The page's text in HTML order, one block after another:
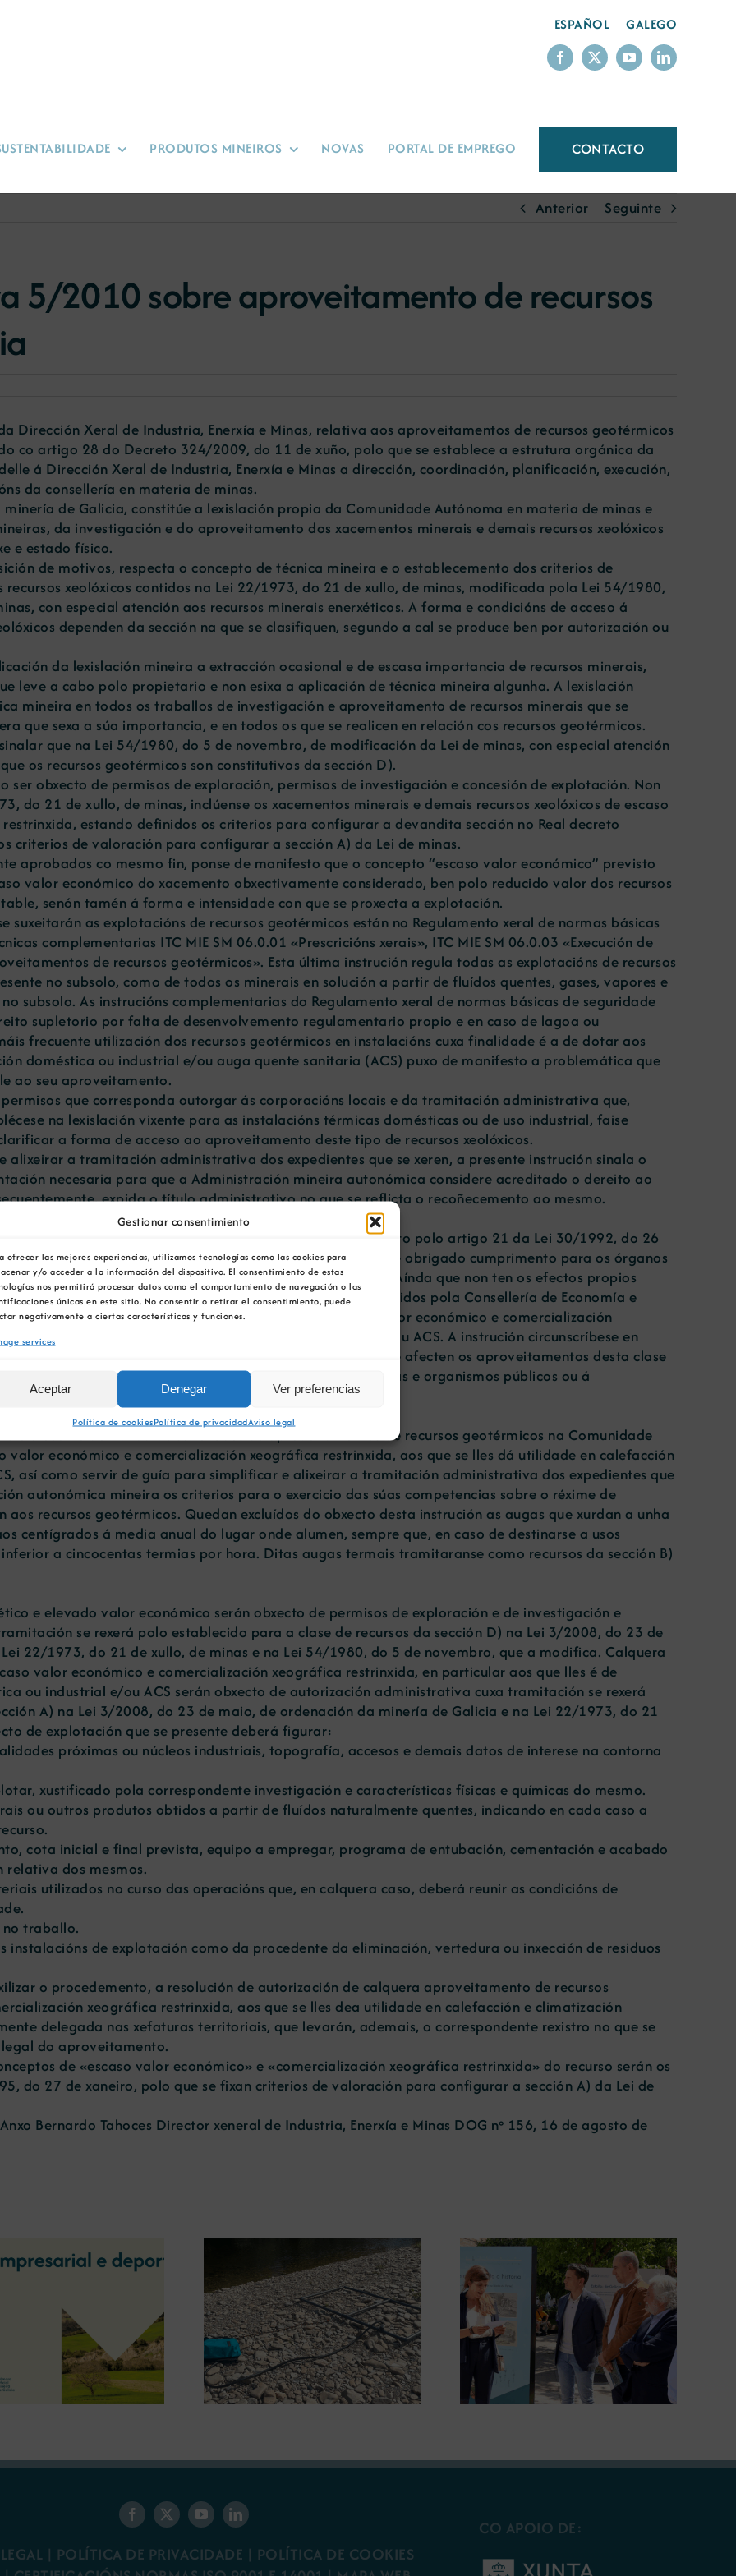
Gestionar consentimiento
ofrecer las mejores experiencias, utilizamos tecnologías como las cookies para
y/o acceder a la información del dispositivo. El consentimiento de estas
nos permitirá procesar datos como el comportamiento de navegación o las
únicas en este sitio. No consentir o retirar el consentimiento, puede
negativamente a ciertas características y funciones.
services
Aceptar Denegar Ver preferencias
Política de cookiesPolítica de privacidadAviso legal
ESPAÑOL GALEGO
PRODUTOS MINEIROS NOVAS PORTAL DE EMPREGO CONTACTO
Anterior Seguinte
5/2010 sobre aproveitamento de recursos
Dirección Xeral de Industria, Enerxía e Minas, relativa aos aproveitamentos de recursos geotérmicos
co artigo 28 do Decreto 324/2009, do 11 de xuño, polo que se establece a estrutura orgánica da
á Dirección Xeral de Industria, Enerxía e Minas a dirección, coordinación, planificación, execución,
da consellería en materia de minas.
de Galicia, constitúe a lexislación propia da Comunidade Autónoma en materia de minas e
da investigación e do aproveitamento dos xacementos minerais e demais recursos xeolóxicos
e estado físico.
de motivos, respecta o concepto de técnica mineira e o establecemento dos criterios de
xeolóxicos contidos na Lei 22/1973, do 21 de xullo, de minas, modificada pola Lei 54/1980,
con especial atención aos recursos minerais enerxéticos. A forma e condicións de acceso á
dependen da sección na que se clasifiquen, segundo a cal se produce ben por autorización ou
da lexislación mineira a extracción ocasional e de escasa importancia de recursos minerais,
leve a cabo polo propietario e non esixa a aplicación de técnica mineira algunha. A lexislación
mineira en todos os traballos de investigación e aproveitamento de recursos minerais que se
que sexa a súa importancia, e en todos os que se realicen en relación cos recursos geotérmicos.
que na Lei 54/1980, do 5 de novembro, de modificación da Lei de minas, con especial atención
os recursos geotérmicos son constitutivos da sección D).
ser obxecto de permisos de exploración, permisos de investigación e concesión de explotación. Non
do 21 de xullo, de minas, inclúense os xacementos minerais e demais recursos xeolóxicos de escaso
estando definidos os criterios para configurar a devandita sección no Real decreto
criterios de valoración para configurar a sección A) da Lei de minas.
aprobados co mesmo fin, ponse de manifesto que o concepto “escaso valor económico” previsto
valor económico do xacemento obxectivamente considerado, ben polo reducido valor dos recursos
senón tamén á forma e intensidade con que se proxecta a explotación.
suxeitarán as explotacións de recursos geotérmicos están no Regulamento xeral de normas básicas
complementarias ITC MIE SM 06.0.01 «Prescricións xerais», ITC MIE SM 06.0.03 «Execución de
de recursos geotérmicos». Esta última instrución regula todas as explotacións de recursos
no subsolo, como de todos os minerais en solución a partir de fluídos quentes, gases, vapores e
subsolo. As instrucións complementarias do Regulamento xeral de normas básicas de seguridade
supletorio por falta de desenvolvemento regulamentario propio e en caso de lagoa ou
frecuente utilización dos recursos geotérmicos en instalacións cuxa finalidade é a de dotar aos
doméstica ou industrial e/ou auga quente sanitaria (ACS) puxo de manifesto a problemática que
ao seu aproveitamento.
que corresponda outorgar ás corporacións locais e da tramitación administrativa que,
na lexislación vixente para as instalacións térmicas domésticas ou de uso industrial, faise
a forma de acceso ao aproveitamento deste tipo de recursos xeolóxicos.
a tramitación administrativa dos expedientes que se xeren, a presente instrución sinala o
necesaria para que a Administración mineira autonómica considere acreditado o dereito ao
expida o título administrativo no que se reflicta o recoñecemento ao mesmo.
instrución ou orde de servizo ditada ao amparo do disposto polo artigo 21 da Lei 30/1992, do 26
públicas e do procedemento administrativo común, de obrigado cumprimento para os órganos
e Industria con competencias en materia de minas. Aínda que non ten os efectos propios
súa publicación para xeral coñecemento dos criterios seguidos pola Consellería de Economía e
dos recursos geotérmicos, en particular os de escaso valor económico e comercialización
en calefacción e climatización doméstica ou industrial e/ou ACS. A instrución circunscríbese en
sen prexuízo das competencias doutra orde que afecten os aproveitamentos desta clase
utilización e que correspondan exercer a outras consellerías e organismos públicos ou á
crecente demanda de solicitudes de aproveitamentos de recursos geotérmicos na Comunidade
valor económico e comercialización xeográfica restrinxida, aos que se lles dá utilidade en calefacción
así como servir de guía para simplificar e alixeirar a tramitación administrativa dos expedientes que
autonómica mineira os criterios para o exercicio das súas competencias sobre o réxime de
recursos geotérmicos. Quedan excluídos do obxecto desta instrución as augas que xurdan a unha
centígrados á media anual do lugar onde alumen, sempre que, en caso de destinarse a usos
a cincocentas termias por hora. Ditas augas termais tramitaranse como recursos da sección B)
e elevado valor económico serán obxecto de permisos de exploración e de investigación e
se rexerá polo establecido para a clase de recursos da sección D) na Lei 3/2008, do 23 de
22/1973, do 21 de xullo, de minas e na Lei 54/1980, do 5 de novembro, que a modifica. Calquera
valor económico e comercialización xeográfica restrinxida, en particular aos que lles é de
ou industrial e/ou ACS serán obxecto de autorización administrativa cuxa tramitación se rexerá
A) na Lei 3/2008, do 23 de maio, de ordenación da minería de Galicia e na Lei 22/1973, do 21
de explotación que se presente deberá figurar:
próximas ou núcleos industriais, topografía, accesos e demais datos de interese na contorna
xustificado pola correspondente investigación e características físicas e químicas do mesmo.
ou outros produtos obtidos a partir de fluídos naturalmente quentes, indicando en cada caso a
cota inicial e final prevista, equipo a empregar, programa de entubación, cementación e acabado
relativa dos mesmos.
utilizados no curso das operacións que, en calquera caso, deberá reunir as condicións de
traballo.
de explotación como da procedente da eliminación, vertedura ou inxección de residuos
o procedemento, a resolución de autorización de calquera aproveitamento de recursos
xeográfica restrinxida, aos que se lles dea utilidade en calefacción e climatización
delegada nas xefaturas territoriais, que levarán, ademais, o correspondente rexistro no que se
do aproveitamento.
de «escaso valor económico» e «comercialización xeográfica restrinxida» do recurso serán os
do 27 de xaneiro, polo que se fixan criterios de valoración para configurar a sección A) da Lei de
Bernardo Tahoces Director xeneral de Industria, Enerxía e Minas DOG nº 156, 16 de agosto de
presentan as últimas
innovacións en restauración
ambiental para a minaría
galega
A COMG inaugura en
Ourense a exposición
‘Tesouros da terra’
A COMG leva a Vigo a
exposición ‘Tesouros da terra’
| POLÍTICA DE PRIVACIDADE | POLÍTICA DE COOKIES
CO APOIO DE: